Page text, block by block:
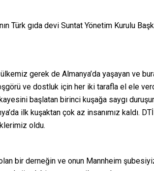
Türk gıda devi Suntat Yönetim Kurulu
gerek de Almanya’da yaşayan ve
ve dostluk için her iki tarafla el ele
başlatan birinci kuşağa saygı
ilk kuşaktan çok az insanımız kaldı.
oldu.
bir derneğin ve onun Mannheim